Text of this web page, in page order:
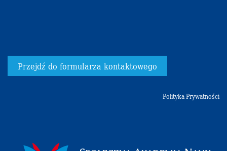
Przejdź do formularza kontaktowego
Polityka Prywatności